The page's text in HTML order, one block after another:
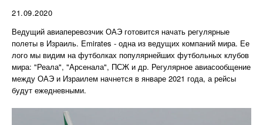
21.09.2020
Ведущий авиаперевозчик ОАЭ готовится начать регулярные
полеты в Израиль. Emirates - одна из ведущих компаний мира. Ее
лого мы видим на футболках популярнейших футбольных клубов
мира: "Реала", "Арсенала", ПСЖ и др. Регулярное авиасообщение
между ОАЭ и Израилем начнется в январе 2021 года, а рейсы
будут ежедневными.